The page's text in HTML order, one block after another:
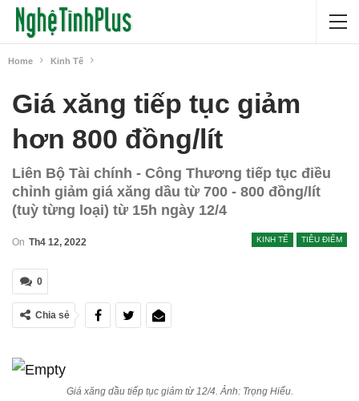
Home Kinh Tế
Giá xăng tiếp tục giảm
hơn 800 đồng/lít
Liên Bộ Tài chính - Công Thương tiếp tục điều
chỉnh giảm giá xăng dầu từ 700 - 800 đồng/lít
(tuỳ từng loại) từ 15h ngày 12/4
KINH TẾ TIÊU ĐIỂM
On Th4 12, 2022
0
Chia sẻ
Giá xăng dầu tiếp tục giảm từ 12/4. Ảnh: Trọng Hiếu.